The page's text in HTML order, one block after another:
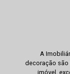
A
decoração são
imóvel,